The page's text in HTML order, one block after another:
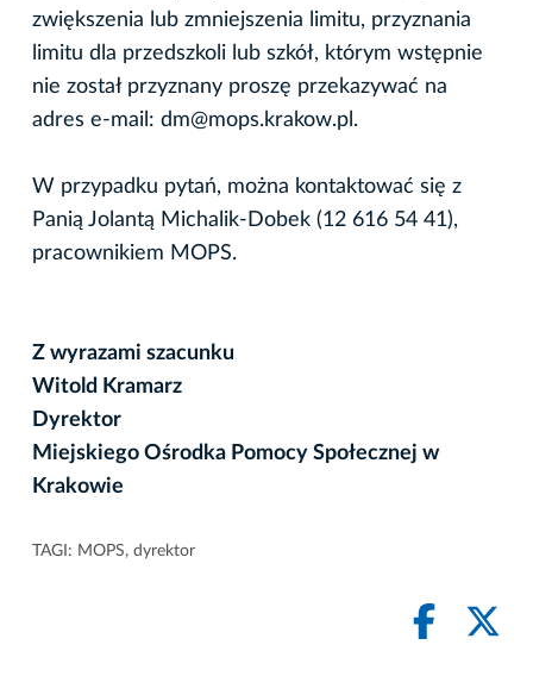
zwiększenia lub zmniejszenia limitu, przyznania
limitu dla przedszkoli lub szkół, którym wstępnie
nie został przyznany proszę przekazywać na
adres e-mail: dm@mops.krakow.pl.
W przypadku pytań, można kontaktować się z
Panią Jolantą Michalik-Dobek (12 616 54 41),
pracownikiem MOPS.
Z wyrazami szacunku
Witold Kramarz
Dyrektor
Miejskiego Ośrodka Pomocy Społecznej w
Krakowie
TAGI: MOPS, dyrektor